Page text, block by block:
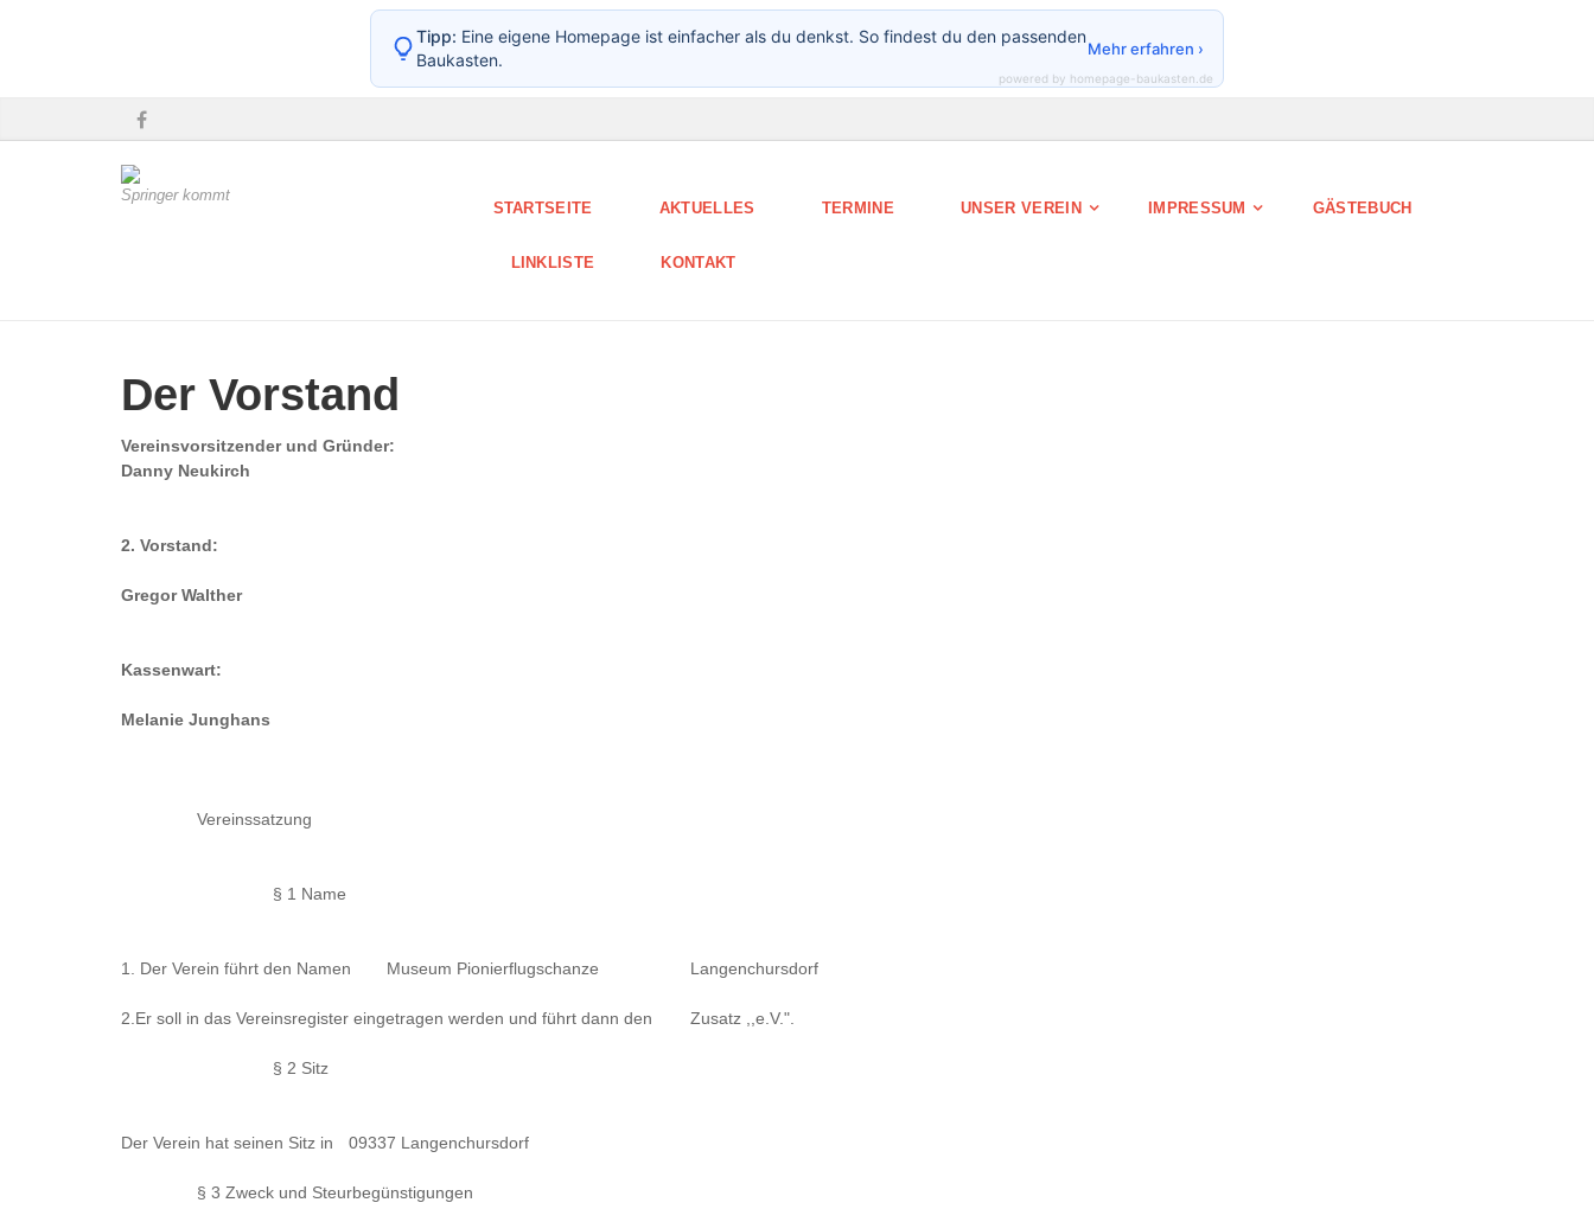
Springer kommt
STARTSEITE AKTUELLES TERMINE UNSER VEREIN IMPRESSUM GÄSTEBUCH
LINKLISTE KONTAKT
Der Vorstand
Vereinsvorsitzender und Gründer:
Danny Neukirch
2. Vorstand:
Gregor Walther
Kassenwart:
Melanie Junghans
Vereinssatzung
§ 1 Name
1. Der Verein führt den Namen Museum Pionierflugschanze Langenchursdorf
2.Er soll in das Vereinsregister eingetragen werden und führt dann den Zusatz ,,e.V.".
§ 2 Sitz
Der Verein hat seinen Sitz in 09337 Langenchursdorf
§ 3 Zweck und Steurbegünstigungen
Tipp: Eine eigene Homepage ist einfacher als du denkst. So findest du den passenden
Baukasten.
Mehr erfahren ›
powered by homepage-baukasten.de